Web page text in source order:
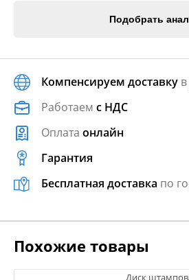
Подобрать
Компенсируем доставку
Работаем с НДС
Оплата онлайн
Гарантия
Бесплатная доставка по
Похожие товары
Диск